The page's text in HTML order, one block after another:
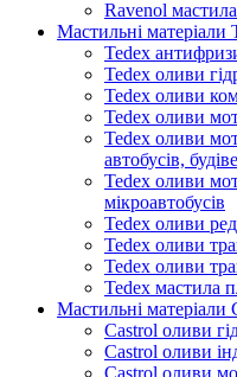
Ravenol
Мастильні матеріали
Tedex
Tedex оливи
Tedex оливи
Tedex оливи
Tedex оливи
автобусів,
Tedex оливи
мікроавтобусів
Tedex оливи
Tedex оливи
Tedex оливи
Tedex мастила
Мастильні матеріали
Castrol оливи
Castrol оливи
Castrol оливи